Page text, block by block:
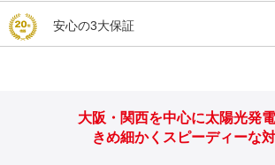
安心の3大保証
大阪・関西を中心に太陽光発電
きめ細かくスピーディーな対